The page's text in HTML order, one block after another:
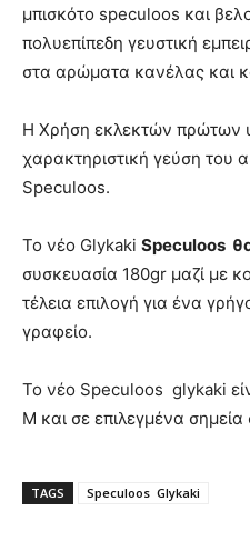
μπισκότο speculoos και
πολυεπίπεδη γευστική
στα αρώματα κανέλας και
Η Χρήση εκλεκτών πρώτων
χαρακτηριστική γεύση του
Speculoos.
Το νέο Glykaki Speculoos
συσκευασία 180gr μαζί με
τέλεια επιλογή για ένα
γραφείο.
Το νέο Speculoos glykaki
Μ και σε επιλεγμένα
TAGS Speculoos Glykaki